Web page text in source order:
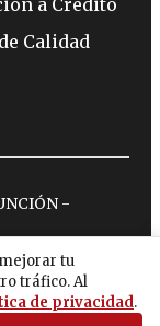
tu
tráfico. Al
de privacidad.
a Crédito
Calidad
-